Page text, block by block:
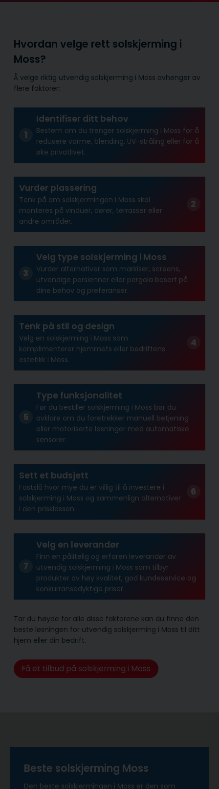
Hvordan velge rett solskjerming i
Moss?
Å velge riktig utvendig solskjerming i Moss avhenger av
flere faktorer:
Identifiser ditt behov
Bestem om du trenger solskjerming i Moss for å
redusere varme, blending, UV-stråling eller for å
øke privatlivet.
Vurder plassering
Tenk på om solskjermingen i Moss skal
monteres på vinduer, dører, terrasser eller
andre områder.
Velg type solskjerming i Moss
Vurder alternativer som markiser, screens,
utvendige persienner eller pergola basert på
dine behov og preferanser.
Tenk på stil og design
Velg en solskjerming i Moss som
komplimenterer hjemmets eller bedriftens
estetikk i Moss.
Type funksjonalitet
Før du bestiller solskjerming i Moss bør du
avklare om du foretrekker manuell betjening
eller motoriserte løsninger med automatiske
sensorer.
Sett et budsjett
Fastslå hvor mye du er villig til å investere i
solskjerming i Moss og sammenlign alternativer
i den prisklassen.
Velg en leverandør
Finn en pålitelig og erfaren leverandør av
utvendig solskjerming i Moss som tilbyr
produkter av høy kvalitet, god kundeservice og
konkurransedyktige priser.
Tar du høyde for alle disse faktorene kan du finne den
beste løsningen for utvendig solskjerming i Moss til ditt
hjem eller din bedrift.
Få et tilbud på solskjerming i Moss
Beste solskjerming Moss
Den beste solskjermingen i Moss er den som